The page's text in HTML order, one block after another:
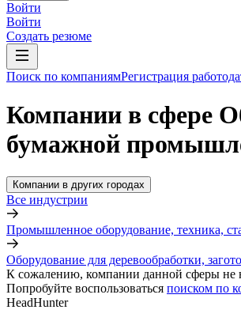
Войти
Войти
Создать резюме
Поиск по компаниямРегистрация
Компании в сфере
бумажной
Компании в других городах
Все индустрии
Промышленное оборудование, техника,
Оборудование для деревообработки,
К сожалению, компании данной сферы не
Попробуйте воспользоваться поиском по
HeadHunter